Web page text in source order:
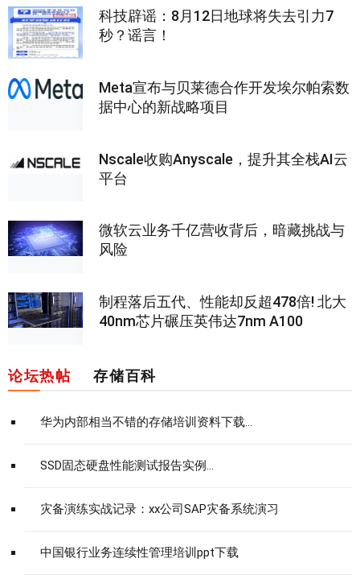
科技辟谣：8月12日地球将失去引力7
秒？谣言！
Meta宣布与贝莱德合作开发埃尔帕索数
据中心的新战略项目
Nscale收购Anyscale，提升其全栈AI云
平台
微软云业务千亿营收背后，暗藏挑战与
风险
制程落后五代、性能却反超478倍! 北大
40nm芯片碾压英伟达7nm A100
论坛热帖 存储百科
华为内部相当不错的存储培训资料下载...
SSD固态硬盘性能测试报告实例...
灾备演练实战记录：xx公司SAP灾备系统演习
中国银行业务连续性管理培训ppt下载